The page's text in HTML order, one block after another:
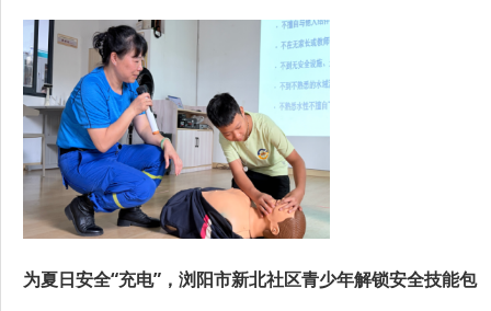
为夏日安全“充电”，浏阳市新北社区青少年解锁安全技能包